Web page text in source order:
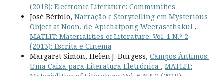
(2018): Electronic Literature: Communities
José Bértolo, Narração e Storytelling em Mysterious
Object at Noon, de Apichatpong Weerasethakul ,
MATLIT: Materialities of Literature: Vol. 1 N.º 2
(2013): Escrita e Cinema
Margaret Simon, Helen J. Burgess, Campos Ãntimos:
Uma Caixa para Literatura Eletrónica , MATLIT: